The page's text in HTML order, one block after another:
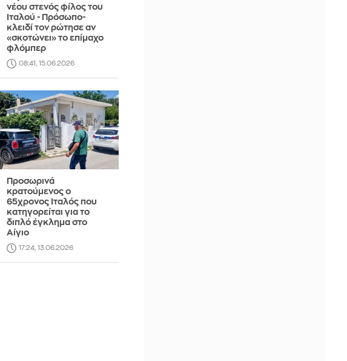
νέου στενός φίλος του
Ιταλού - Πρόσωπο-
κλειδί τον ρώτησε αν
«σκοτώνει» το επίμαχο
φλόμπερ
08:41, 15.06.2026
Προσωρινά
κρατούμενος ο
65χρονος Ιταλός που
κατηγορείται για το
διπλό έγκλημα στο
Αίγιο
17:24, 13.06.2026